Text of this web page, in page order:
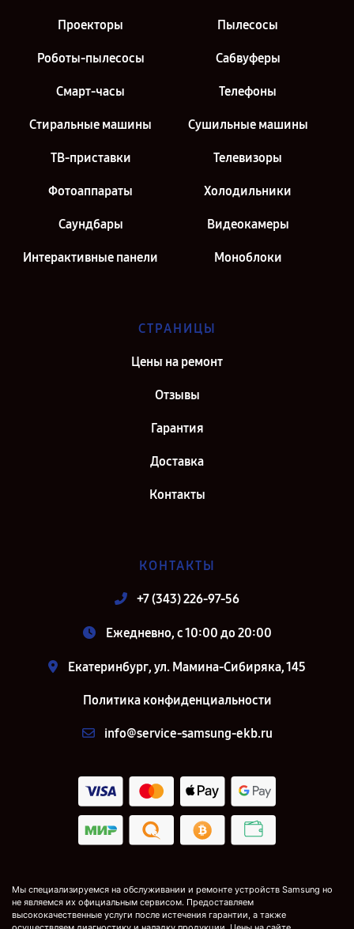
Проекторы Пылесосы
Роботы-пылесосы Сабвуферы
Смарт-часы Телефоны
Стиральные машины Сушильные машины
ТВ-приставки Телевизоры
Фотоаппараты Холодильники
Саундбары Видеокамеры
Интерактивные панели Моноблоки
СТРАНИЦЫ
Цены на ремонт
Отзывы
Гарантия
Доставка
Контакты
КОНТАКТЫ
+7 (343) 226-97-56
Ежедневно, с 10:00 до 20:00
Екатеринбург, ул. Мамина-Сибиряка, 145
Политика конфиденциальности
info@service-samsung-ekb.ru
Мы специализируемся на обслуживании и ремонте устройств Samsung но
не являемся их официальным сервисом. Предоставляем
высококачественные услуги после истечения гарантии, а также